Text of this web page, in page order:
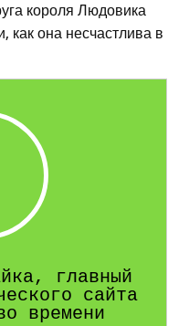
короля Людовика
как она несчастлива в
главный
сайта
времени